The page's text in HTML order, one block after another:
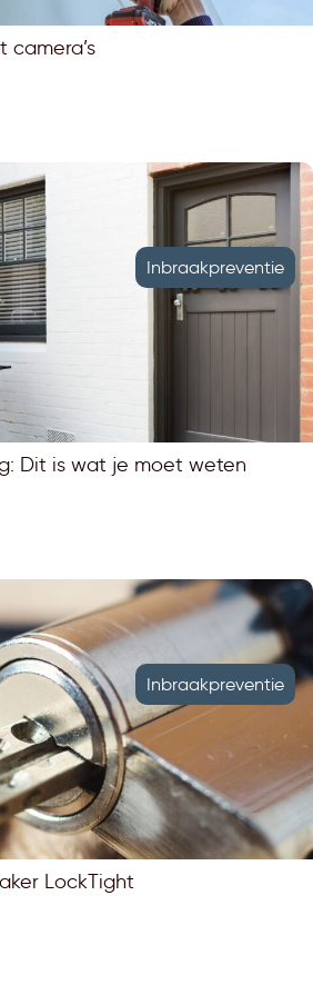
camera’s
Inbraakpreventie
Dit is wat je moet weten
Inbraakpreventie
LockTight